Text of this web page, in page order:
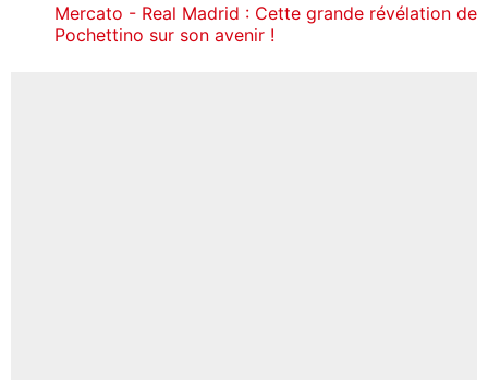
Mercato - Real Madrid : Cette grande révélation de
Pochettino sur son avenir !